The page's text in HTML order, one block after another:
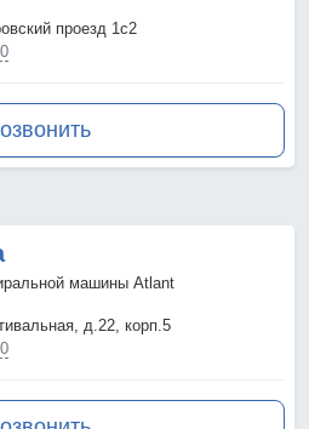
проезд 1с2
машины Atlant
д.22, корп.5